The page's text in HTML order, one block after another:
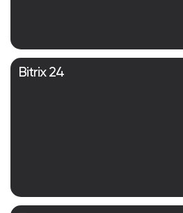
Bitrix 24